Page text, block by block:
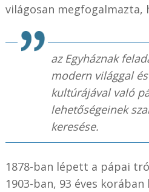
világosan megfogalmazta,
az Egyháznak
modern világgal
kultúrájával való
lehetőségeinek
keresése.
1878-ban lépett a pápai
1903-ban, 93 éves